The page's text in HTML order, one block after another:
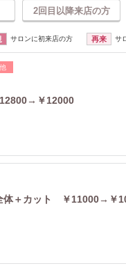
2回目以降来店の方
サロンに初来店の方 再来 サ
12800→￥12000
体＋カット ￥11000→￥